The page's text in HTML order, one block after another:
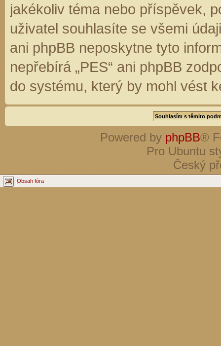
jakékoliv téma nebo příspěvek,
uživatel souhlasíte se všemi
ani phpBB neposkytne tyto
nepřebírá „PES“ ani phpBB
do systému, který by mohl vést
Powered by phpBB®
Pro Ubuntu
Český
Obsah fóra